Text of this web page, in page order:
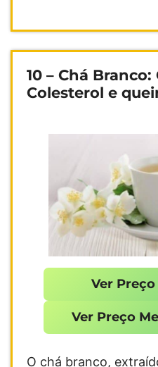
10 – Chá
Colesterol e
Ver
Ver Preço
O chá branco,